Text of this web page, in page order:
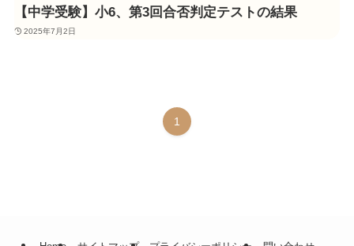
【中学受験】小6、第3回合否判定テストの結果
2025年7月2日
1